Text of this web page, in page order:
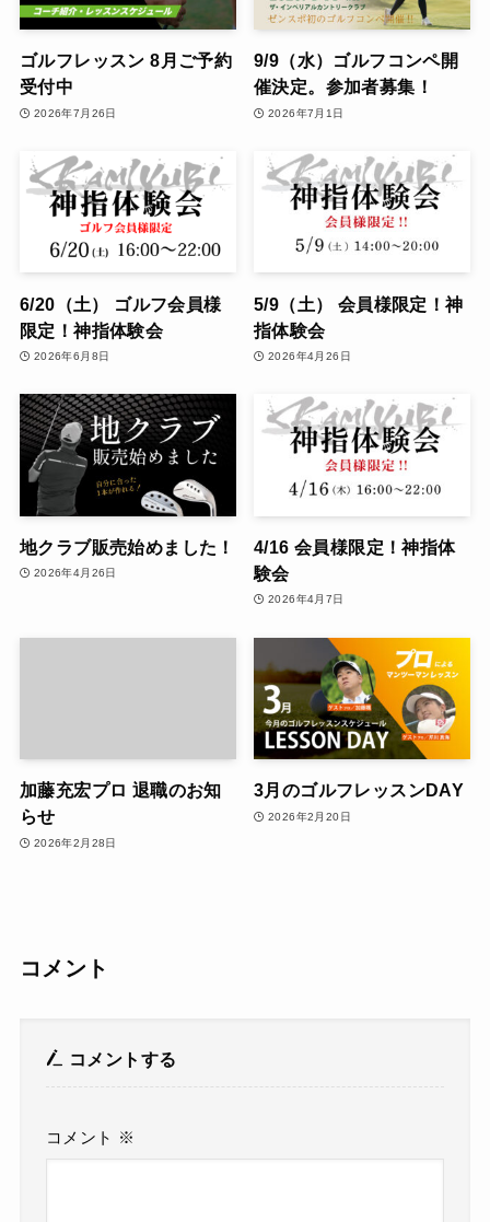
ゴルフレッスン 8月ご予約
受付中
2026年7月26日
9/9（水）ゴルフコンペ開
催決定。参加者募集！
2026年7月1日
6/20（土） ゴルフ会員様
限定！神指体験会
2026年6月8日
5/9（土） 会員様限定！神
指体験会
2026年4月26日
地クラブ販売始めました！
2026年4月26日
4/16 会員様限定！神指体
験会
2026年4月7日
加藤充宏プロ 退職のお知
らせ
2026年2月28日
3月のゴルフレッスンDAY
2026年2月20日
コメント
コメントする
コメント ※